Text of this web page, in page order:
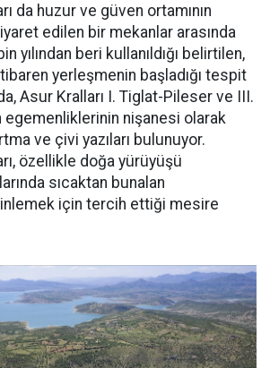
da huzur ve güven ortamının
edilen bir mekanlar arasında
yılından beri kullanıldığı belirtilen,
yerleşmenin başladığı tespit
Asur Kralları I. Tiglat-Pileser ve III.
egemenliklerinin nişanesi olarak
ve çivi yazıları bulunuyor.
özellikle doğa yürüyüşü
sıcaktan bunalan
için tercih ettiği mesire